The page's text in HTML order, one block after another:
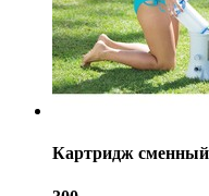
Картридж